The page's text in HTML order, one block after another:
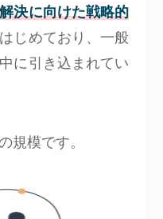
決に向けた戦略的
じめており、一般
に引き込まれてい
規模です。